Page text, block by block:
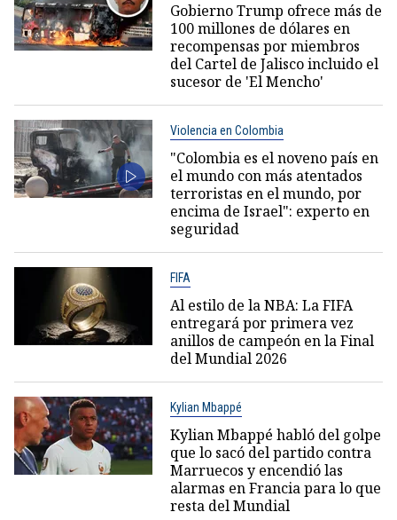
Gobierno Trump ofrece más de
100 millones de dólares en
recompensas por miembros
del Cartel de Jalisco incluido el
sucesor de 'El Mencho'
Violencia en Colombia
"Colombia es el noveno país en
el mundo con más atentados
terroristas en el mundo, por
encima de Israel": experto en
seguridad
FIFA
Al estilo de la NBA: La FIFA
entregará por primera vez
anillos de campeón en la Final
del Mundial 2026
Kylian Mbappé
Kylian Mbappé habló del golpe
que lo sacó del partido contra
Marruecos y encendió las
alarmas en Francia para lo que
resta del Mundial